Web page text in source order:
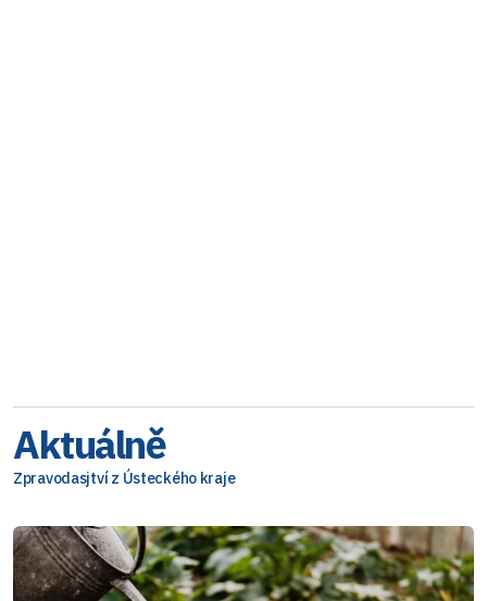
Aktuálně
Zpravodasjtví z Ústeckého kraje